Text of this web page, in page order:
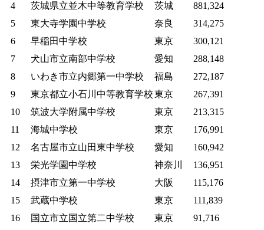
4
茨城県立並木中等教育学校 茨城
881,324
5
東大寺学園中学校 奈良
314,275
6
早稲田中学校 東京
300,121
7
犬山市立南部中学校 愛知
288,148
8
いわき市立内郷第一中学校 福島
272,187
9
東京都立小石川中等教育学校東京
267,391
10
筑波大学附属中学校 東京
213,315
11
海城中学校 東京
176,991
12
名古屋市立山田東中学校 愛知
160,942
13
栄光学園中学校 神奈川
136,951
14
摂津市立第一中学校 大阪
115,176
15
武蔵中学校 東京
111,839
16
国立市立国立第二中学校 東京
91,716